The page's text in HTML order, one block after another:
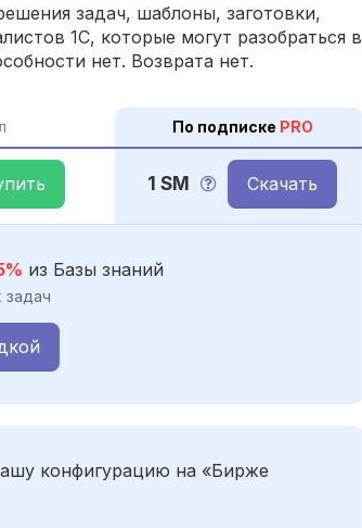
задач, шаблоны, заготовки,
1С, которые могут разобраться в
нет. Возврата нет.
По подписке PRO
1 SM Скачать
из Базы знаний
конфигурацию на «Бирже